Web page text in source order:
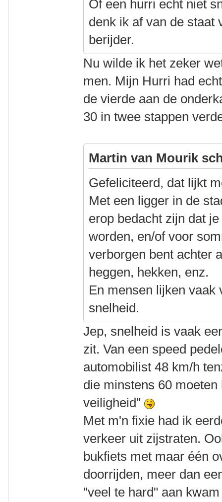
Of een hurri echt niet
denk ik af van de staat
berijder.
Nu wilde ik het zeker
men. Mijn Hurri had
de vierde aan de
30 in twee stappen
Martin van Mourik
Gefeliciteerd, dat lijkt
Met een ligger in de
erop bedacht zijn dat
worden, en/of voor
verborgen bent achter
heggen, hekken, enz.
En mensen lijken vaak
snelheid.
Jep, snelheid is vaak
zit. Van een speed
automobilist 48 km/h
die minstens 60
veiligheid"
Met m'n fixie had ik
verkeer uit zijstraten.
bukfiets met maar één
doorrijden, meer dan
"veel te hard" aan